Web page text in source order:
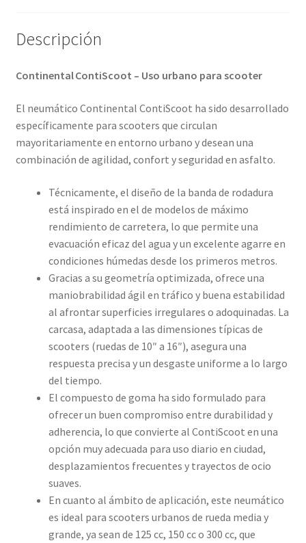
Descripción
Continental ContiScoot – Uso urbano para scooter
El neumático Continental ContiScoot ha sido desarrollado
específicamente para scooters que circulan
mayoritariamente en entorno urbano y desean una
combinación de agilidad, confort y seguridad en asfalto.
Técnicamente, el diseño de la banda de rodadura
está inspirado en el de modelos de máximo
rendimiento de carretera, lo que permite una
evacuación eficaz del agua y un excelente agarre en
condiciones húmedas desde los primeros metros.
Gracias a su geometría optimizada, ofrece una
maniobrabilidad ágil en tráfico y buena estabilidad
al afrontar superficies irregulares o adoquinadas. La
carcasa, adaptada a las dimensiones típicas de
scooters (ruedas de 10″ a 16″), asegura una
respuesta precisa y un desgaste uniforme a lo largo
del tiempo.
El compuesto de goma ha sido formulado para
ofrecer un buen compromiso entre durabilidad y
adherencia, lo que convierte al ContiScoot en una
opción muy adecuada para uso diario en ciudad,
desplazamientos frecuentes y trayectos de ocio
suaves.
En cuanto al ámbito de aplicación, este neumático
es ideal para scooters urbanos de rueda media y
grande, ya sean de 125 cc, 150 cc o 300 cc, que